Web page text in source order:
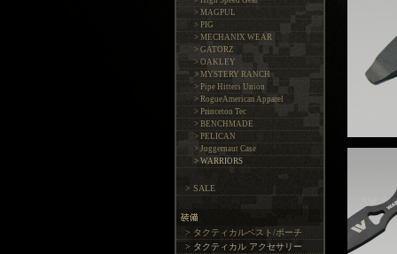
> MAGPUL
> PIG
> MECHANIX WEAR
> GATORZ
> OAKLEY
> MYSTERY RANCH
> Pipe Hitters Union
> RogueAmerican Apparel
> Princeton Tec
> BENCHMADE
> PELICAN
> Juggernaut Case
> WARRIORS
> SALE
> タクティカルベスト/ポーチ
> タクティカル アクセサリー